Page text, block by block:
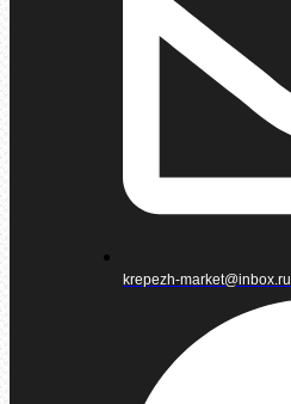
krepezh-market@inbox.ru